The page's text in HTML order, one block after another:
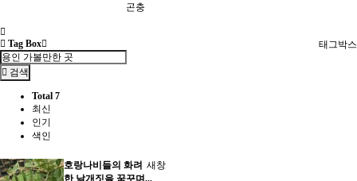
곤충
Tag Box 태그박스
검색
Total 7
최신
인기
색인
새창
호랑나비들의 화려
한 날개짓을 꿈꾸며...